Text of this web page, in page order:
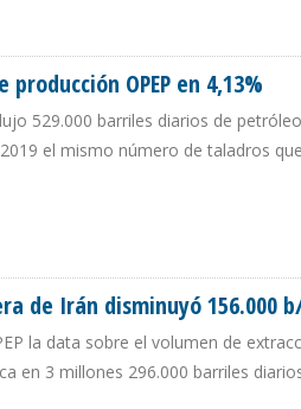
OPEP en 4,13%
529.000 barriles diarios de
el mismo número de taladros
de Irán disminuyó 156.000
la data sobre el volumen de
en 3 millones 296.000 barriles